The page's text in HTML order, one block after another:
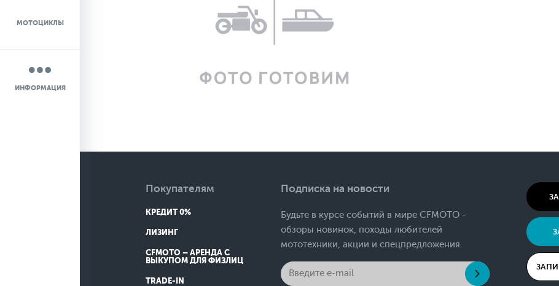
МОТОЦИКЛЫ
ИНФОРМАЦИЯ
Покупателям
КРЕДИТ 0%
ЛИЗИНГ
CFMOTO – АРЕНДА С
ВЫКУПОМ ДЛЯ ФИЗЛИЦ
TRADE-IN
Подписка на новости
Будьте в курсе событий в мире CFMOTO -
обзоры новинок, походы любителей
мототехники, акции и спецпредложения.